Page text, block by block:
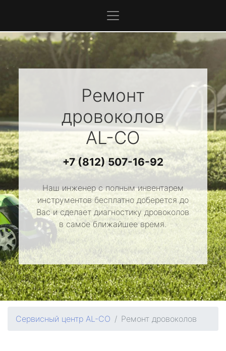
Ремонт
дровоколов
AL-CO
+7 (812) 507-16-92
Наш инженер с полным инвентарем
инструментов бесплатно доберется до
Вас и сделает диагностику дровоколов
в самое ближайшее время.
Сервисный центр AL-CO Ремонт дровоколов